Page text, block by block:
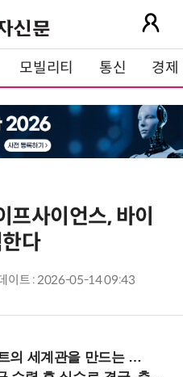
모빌리티 통신 경제
사이언스, 바이
다
이트 : 2026-05-14 09:43
는 지식 설계자로.. (8/20 강남역)